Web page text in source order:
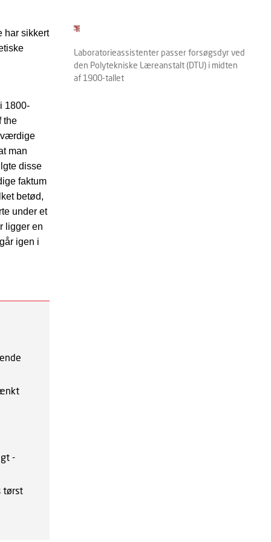
har sikkert
1800-
the
man
disse
faktum
betød,
under et
ligger en
igen i
Laboratorieassistenter passer forsøgsdyr ved
den Polytekniske Læreanstalt (DTU) i midten
af 1900-tallet
-
tørst